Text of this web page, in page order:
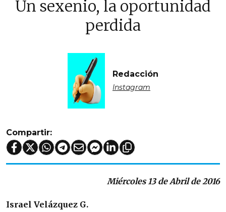
Un sexenio, la oportunidad
perdida
Redacción
Instagram
Compartir:
Miércoles 13 de Abril de 2016
Israel Velázquez G.